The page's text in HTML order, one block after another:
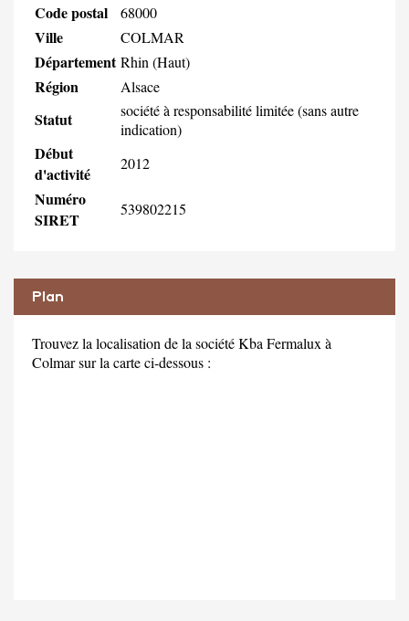
Code postal 68000
Ville COLMAR
Département Rhin (Haut)
Région Alsace
Statut
société à responsabilité limitée (sans autre
indication)
Début
d'activité
2012
Numéro
SIRET
539802215
Plan
Trouvez la localisation de la société Kba Fermalux à
Colmar sur la carte ci-dessous :